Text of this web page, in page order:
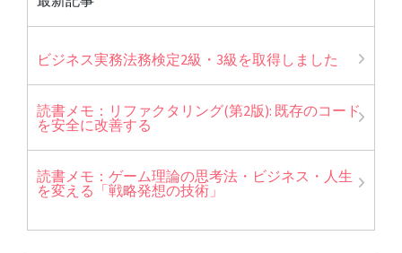
ビジネス実務法務検定2級・3級を取得しました
読書メモ：リファクタリング(第2版): 既存のコード
を安全に改善する
読書メモ：ゲーム理論の思考法・ビジネス・人生
を変える「戦略発想の技術」